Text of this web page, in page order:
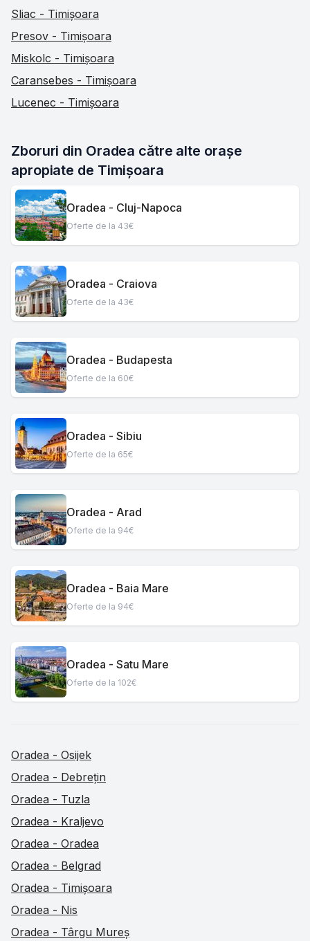
Sliac - Timișoara
Presov - Timișoara
Miskolc - Timișoara
Caransebes - Timișoara
Lucenec - Timișoara
Zboruri din Oradea către alte orașe
apropiate de Timișoara
Oradea - Cluj-Napoca
Oferte de la 43€
Oradea - Craiova
Oferte de la 43€
Oradea - Budapesta
Oferte de la 60€
Oradea - Sibiu
Oferte de la 65€
Oradea - Arad
Oferte de la 94€
Oradea - Baia Mare
Oferte de la 94€
Oradea - Satu Mare
Oferte de la 102€
Oradea - Osijek
Oradea - Debrețin
Oradea - Tuzla
Oradea - Kraljevo
Oradea - Oradea
Oradea - Belgrad
Oradea - Timișoara
Oradea - Nis
Oradea - Târgu Mureș